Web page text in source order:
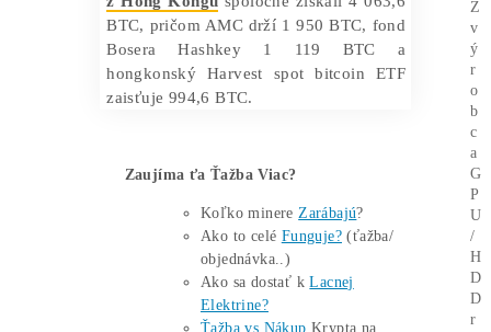
držiteľom s držbou 9 587,63 BTC.
Fond BRRR od Valkyrie drží 8 561,29
BTC, zatiaľ čo fond Invesco Galaxy,
BTCO, má 6 977 BTC. Nasleduje EZBC
1 163,02 BTC. Spotový bitcoinový ETF
Hashdex, DEFI, drží najmenej 178,3
Okrem amerických spotových
bitcoinových ETF,
z Hong Konguspoločne získali 4 063,6